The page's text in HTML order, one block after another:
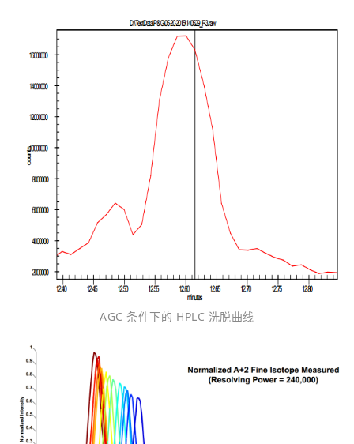
AGC 条件下的 HPLC 洗脱曲线